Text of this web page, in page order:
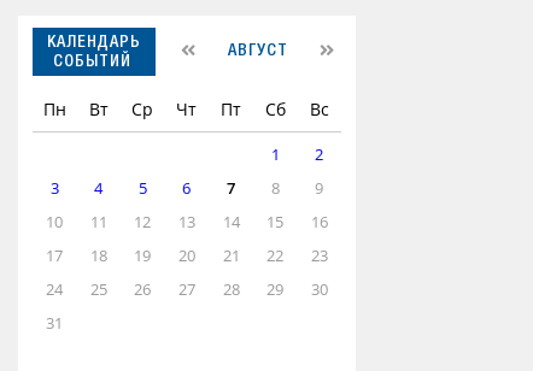
КАЛЕНДАРЬ
СОБЫТИЙ
АВГУСТ
Пн Вт Ср Чт Пт Сб Вс
1
2
3
4 5 6 7 8
9
10
11 12 13 14 15
16
17
18 19 20 21 22
23
24
25 26 27 28 29
30
31